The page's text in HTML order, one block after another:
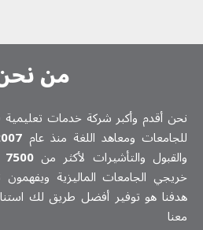
من
نحن أقدم وأكبر شركة خدمات تعلیمیة
للجامعات ومعاهد اللغة منذ عام
والقبول والتأشيرات لأكثر من7500
خريجي الجامعات الماليزية
هدفنا هو توفير أفضل طريق لك
معنا